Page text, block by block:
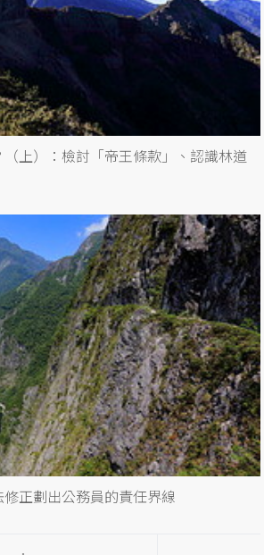
上）：檢討「帝王條款」、認識林道
正劃出公務員的責任界線